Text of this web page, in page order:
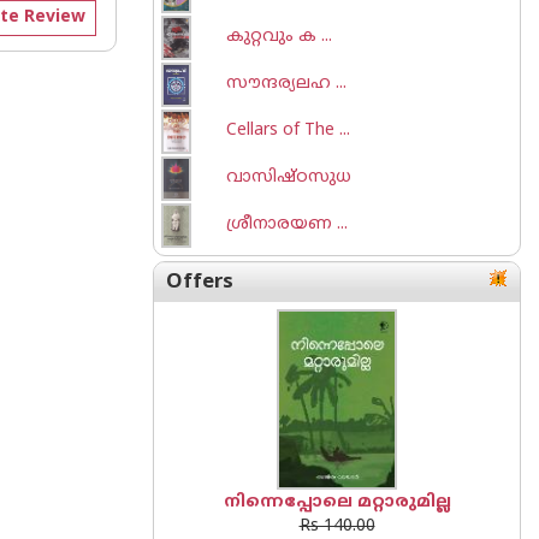
Review
കുറ്റവും ക ...
സൗന്ദര്യലഹ ...
Cellars of The ...
വാസിഷ്ഠസുധ
ശ്രീനാരയണ ...
Offers
നിന്നെപ്പോലെ മറ്റാരുമില്ല
Rs 140.00